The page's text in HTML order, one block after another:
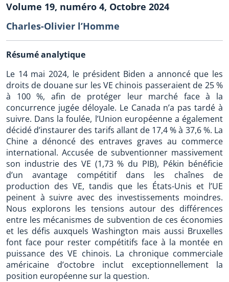
Volume 19, numéro 4, Octobre 2024
Charles-Olivier l’Homme
Résumé analytique
Le 14 mai 2024, le président Biden a annoncé que les
droits de douane sur les VE chinois passeraient de 25 %
à 100 %, afin de protéger leur marché face à la
concurrence jugée déloyale. Le Canada n’a pas tardé à
suivre. Dans la foulée, l’Union européenne a également
décidé d’instaurer des tarifs allant de 17,4 % à 37,6 %. La
Chine a dénoncé des entraves graves au commerce
international. Accusée de subventionner massivement
son industrie des VE (1,73 % du PIB), Pékin bénéficie
d’un avantage compétitif dans les chaînes de
production des VE, tandis que les États-Unis et l’UE
peinent à suivre avec des investissements moindres.
Nous explorons les tensions autour des différences
entre les mécanismes de subvention de ces économies
et les défis auxquels Washington mais aussi Bruxelles
font face pour rester compétitifs face à la montée en
puissance des VE chinois. La chronique commerciale
américaine d’octobre inclut exceptionnellement la
position européenne sur la question.